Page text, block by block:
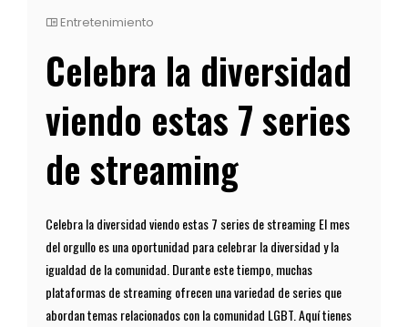
Entretenimiento
Celebra la diversidad
viendo estas 7 series
de streaming
Celebra la diversidad viendo estas 7 series de streaming El mes
del orgullo es una oportunidad para celebrar la diversidad y la
igualdad de la comunidad. Durante este tiempo, muchas
plataformas de streaming ofrecen una variedad de series que
abordan temas relacionados con la comunidad LGBT. Aquí tienes